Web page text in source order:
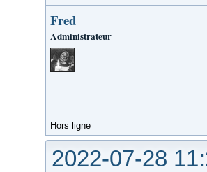
Fred
Administrateur
Hors ligne
2022-07-28